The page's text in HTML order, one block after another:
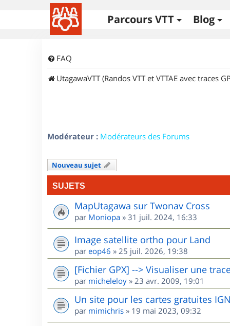
Parcours VTT Blog
FAQ
UtagawaVTT (Randos VTT et VTTAE avec traces
Modérateur : Modérateurs des Forums
Nouveau sujet
SUJETS
MapUtagawa sur Twonav Cross
par Moniopa » 31 juil. 2024, 16:33
Image satellite ortho pour Land
par eop46 » 25 juil. 2026, 19:38
[Fichier GPX] --> Visualiser une
par micheleloy » 23 avr. 2009, 19:01
Un site pour les cartes gratuites
par mimichris » 19 mai 2023, 09:32